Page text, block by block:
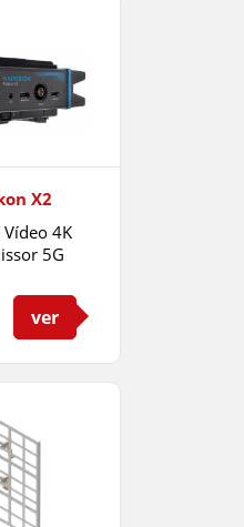
X2
4K
5G
ver